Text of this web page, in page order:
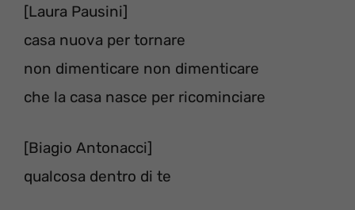
[Laura Pausini]
casa nuova per tornare
non dimenticare non dimenticare
che la casa nasce per ricominciare
[Biagio Antonacci]
qualcosa dentro di te